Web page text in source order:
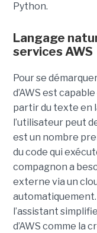
Python.
Langage
services AWS
Pour se
d’AWS est
partir du texte en
l’utilisateur peut
est un nombre
du code qui
compagnon a
externe via un
l’assistant
d’AWS comme la